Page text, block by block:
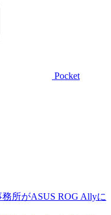
Pocket
所がASUS ROG Allyに